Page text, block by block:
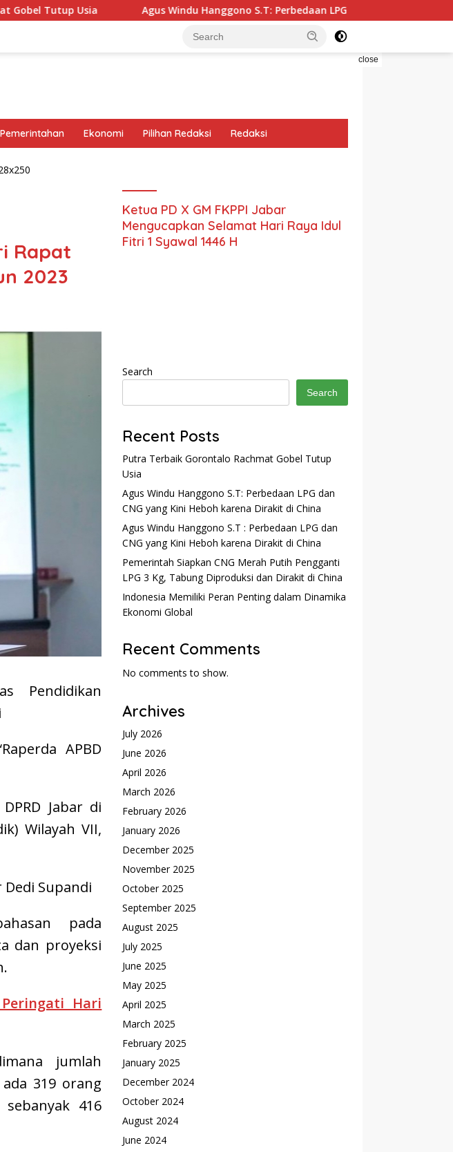
Agus Windu Hanggono S.T: Perbedaan LPG dan CNG yang Kini Heboh karena
close
Pemerintahan Ekonomi Pilihan Redaksi Redaksi
Rapat
2023
Pendidikan
APBD
Jabar di
Wilayah VII,
Dedi Supandi
pada
dan proyeksi
Hari
jumlah
319 orang
416
Ketua PD X GM FKPPI Jabar
Mengucapkan Selamat Hari Raya Idul
Fitri 1 Syawal 1446 H
Search
Search
Recent Posts
Putra Terbaik Gorontalo Rachmat Gobel Tutup
Usia
Agus Windu Hanggono S.T: Perbedaan LPG dan
CNG yang Kini Heboh karena Dirakit di China
Agus Windu Hanggono S.T : Perbedaan LPG dan
CNG yang Kini Heboh karena Dirakit di China
Pemerintah Siapkan CNG Merah Putih Pengganti
LPG 3 Kg, Tabung Diproduksi dan Dirakit di China
Indonesia Memiliki Peran Penting dalam Dinamika
Ekonomi Global
Recent Comments
No comments to show.
Archives
July 2026
June 2026
April 2026
March 2026
February 2026
January 2026
December 2025
November 2025
October 2025
September 2025
August 2025
July 2025
June 2025
May 2025
April 2025
March 2025
February 2025
January 2025
December 2024
October 2024
August 2024
June 2024